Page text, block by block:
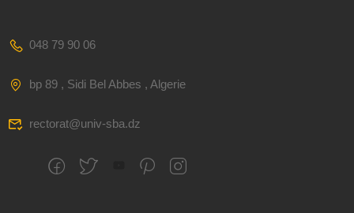
048 79 90 06
bp 89 , Sidi Bel Abbes , Algerie
rectorat@univ-sba.dz